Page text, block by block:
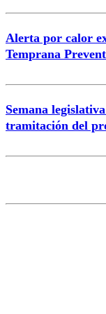
Alerta por calor
Temprana
Semana
tramitación del